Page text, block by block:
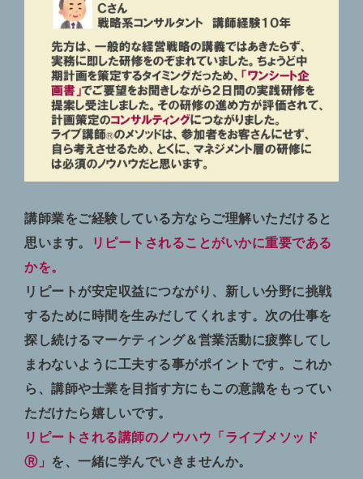
講師業をご経験している方ならご理解いただけると
思います。
リピートされることがいかに重要である
かを。
リピートが安定収益につながり、新しい分野に挑戦
するために時間を生みだしてくれます。次の仕事を
探し続けるマーケティング＆営業活動に疲弊してし
まわないように工夫する事がポイントです。これか
ら、講師や士業を目指す方にもこの意識をもってい
ただけたら嬉しいです。
リピートされる講師のノウハウ「ライブメソッド
Ⓡ」 を、一緒に学んでいきませんか。